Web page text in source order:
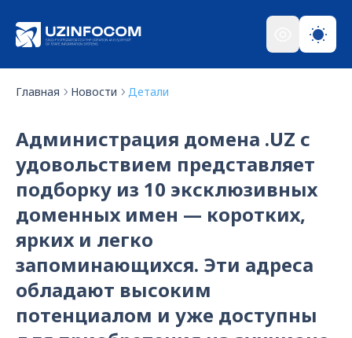
Главная Новости Детали
Администрация домена .UZ с
удовольствием представляет
подборку из 10 эксклюзивных
доменных имен — коротких,
ярких и легко
запоминающихся. Эти адреса
обладают высоким
потенциалом и уже доступны